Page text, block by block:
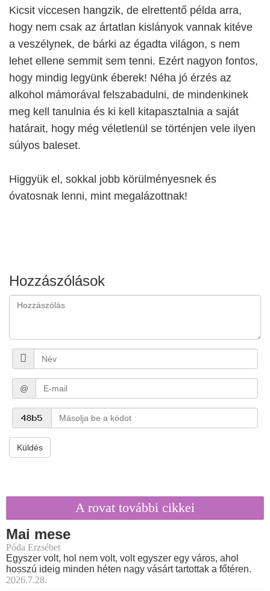
Kicsit viccesen hangzik, de elrettentő példa arra,
hogy nem csak az ártatlan kislányok vannak kitéve
a veszélynek, de bárki az égadta világon, s nem
lehet ellene semmit sem tenni. Ezért nagyon fontos,
hogy mindig legyünk éberek! Néha jó érzés az
alkohol mámorával felszabadulni, de mindenkinek
meg kell tanulnia és ki kell kitapasztalnia a saját
határait, hogy még véletlenül se történjen vele ilyen
súlyos baleset.
Higgyük el, sokkal jobb körülményesnek és
óvatosnak lenni, mint megalázottnak!
Hozzászólások
@
Küldés
A rovat további cikkei
Mai mese
Póda Erzsébet
Egyszer volt, hol nem volt, volt egyszer egy város, ahol
hosszú ideig minden héten nagy vásárt tartottak a főtéren.
2026.7.28.